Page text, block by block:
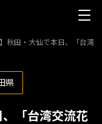
】秋田・大仙で本日、「台湾
県
、「台湾交流花